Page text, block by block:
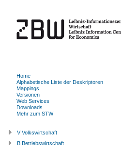
Home
Alphabetische Liste der Deskriptoren
Mappings
Versionen
Web Services
Downloads
Mehr zum STW
V Volkswirtschaft
B Betriebswirtschaft